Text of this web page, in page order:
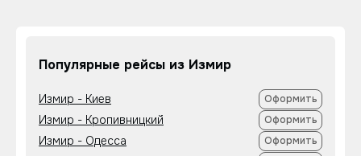
Популярные рейсы из Измир
Измир - Киев Оформить
Измир - Кропивницкий Оформить
Измир - Одесса Оформить